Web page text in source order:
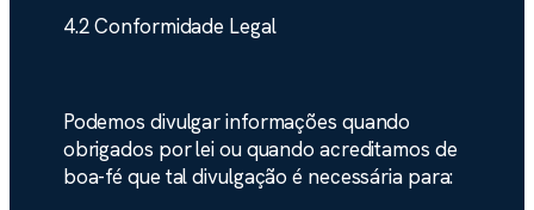
4.2 Conformidade Legal
Podemos divulgar informações quando
obrigados por lei ou quando acreditamos de
boa-fé que tal divulgação é necessária para: